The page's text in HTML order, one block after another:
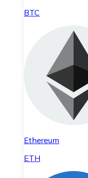
BTC
Ethereum
ETH